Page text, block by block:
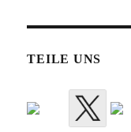
TEILE UNS